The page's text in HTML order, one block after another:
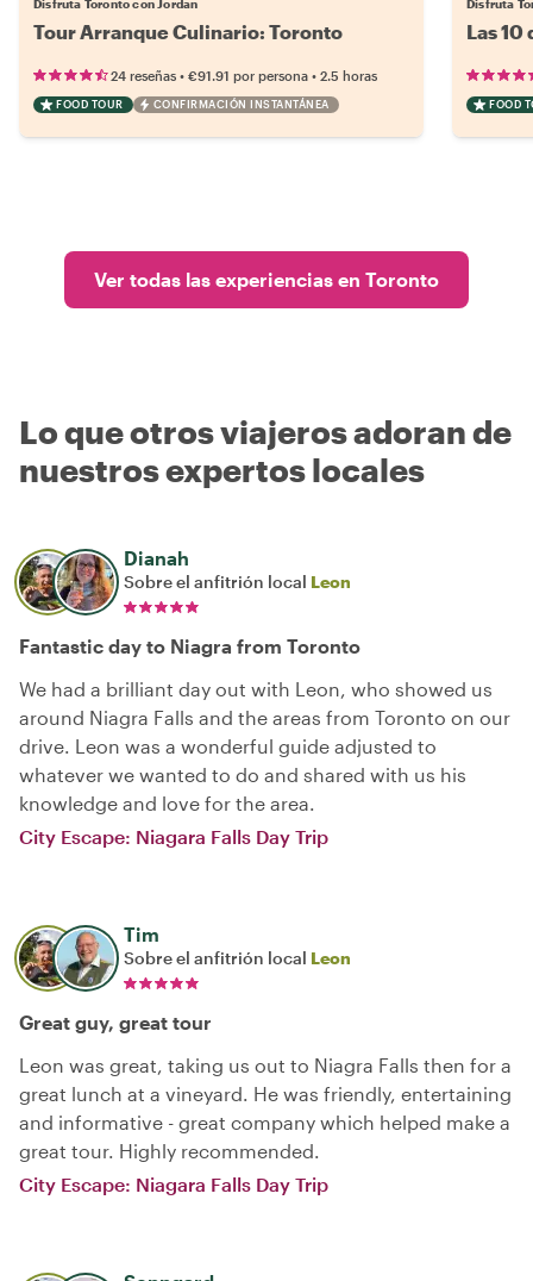
Disfruta Toronto con Jordan
Tour Arranque Culinario: Toronto
24 reseñas • €91.91 por persona • 2.5 horas
FOOD TOUR CONFIRMACIÓN INSTANTÁNEA
Disfruta
Las
FOOD
Ver todas las experiencias en Toronto
Lo que otros viajeros adoran de
nuestros expertos locales
Dianah
Sobre el anfitrión local Leon
Fantastic day to Niagra from Toronto
We had a brilliant day out with Leon, who showed us
around Niagra Falls and the areas from Toronto on our
drive. Leon was a wonderful guide adjusted to
whatever we wanted to do and shared with us his
knowledge and love for the area.
City Escape: Niagara Falls Day Trip
Tim
Sobre el anfitrión local Leon
Great guy, great tour
Leon was great, taking us out to Niagra Falls then for a
great lunch at a vineyard. He was friendly, entertaining
and informative - great company which helped make a
great tour. Highly recommended.
City Escape: Niagara Falls Day Trip